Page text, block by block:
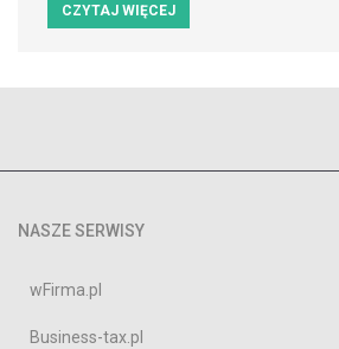
CZYTAJ WIĘCEJ
NASZE SERWISY
wFirma.pl
Business-tax.pl